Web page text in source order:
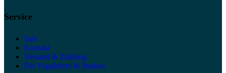
Service
Sale
Kontakt
Versand & Zahlung
Für Yogalehrer & Studios